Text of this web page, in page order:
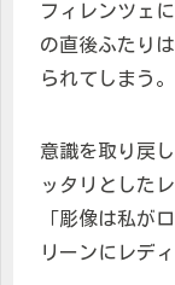
フィレンツェ
の直後ふたり
られてしまう。
意識を取り戻
ッタリとした
「彫像は私が
リーンにレデ